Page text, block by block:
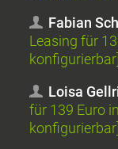
Fabian
Leasing für
konfigurierbar]
Loisa
für 139 Euro
konfigurierbar]